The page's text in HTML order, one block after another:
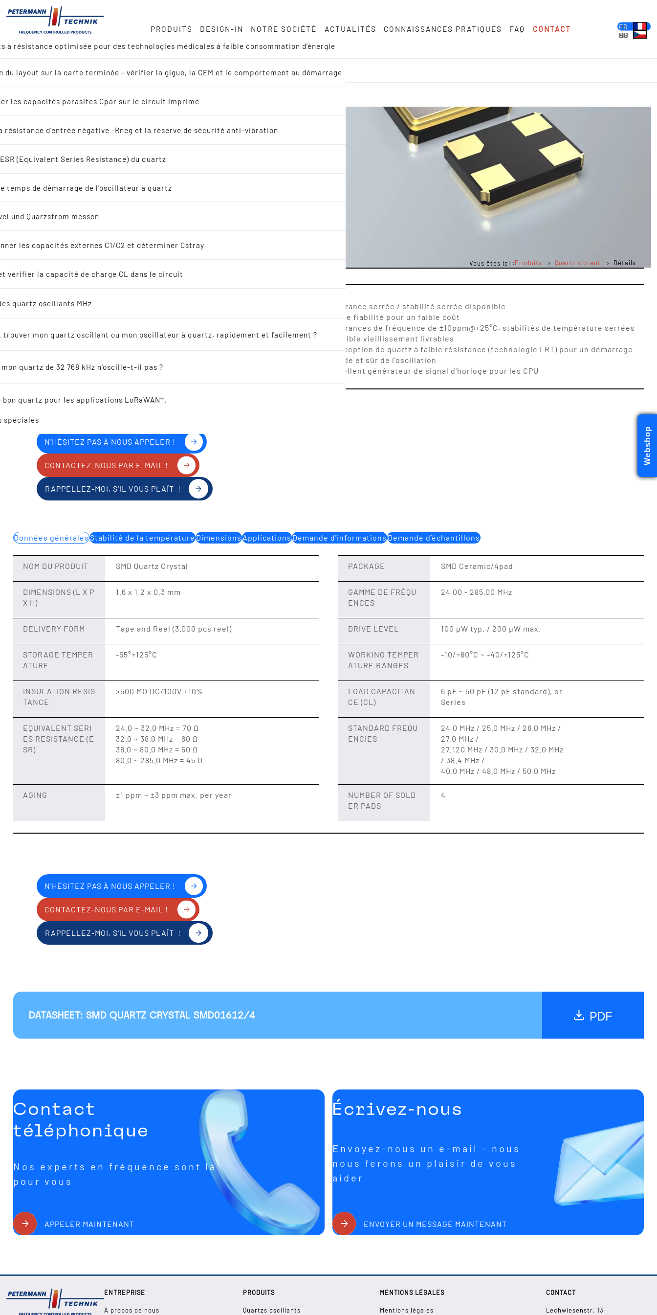
PRODUITS
kHz Solutions
spéciales
DESIGN-IN
des quartz en MHz
NOTRE SOCIÉTÉ
ACTUALITÉS
CONNAISSANCES PRATIQUES
à résistance optimisée pour des technologies médicales à faible consommation d'énergie
du layout sur la carte terminée - vérifier la gigue, la CEM et le comportement au démarrage
les capacités parasites Cpar sur le circuit imprimé
résistance d'entrée négative -Rneg et la réserve de sécurité anti-vibration
(Equivalent Series Resistance) du quartz
temps de démarrage de l'oscillateur à quartz
und Quarzstrom messen
les capacités externes C1/C2 et déterminer Cstray
vérifier la capacité de charge CL dans le circuit
quartz oscillants MHz
trouver mon quartz oscillant ou mon oscillateur à quartz, rapidement et facilement ?
quartz de 32 768 kHz n'oscille-t-il pas ?
bon quartz pour les applications LoRaWAN®.
FAQ CONTACT DE
EN
FR
ES
PL
IT
NL
HU
CS
Vous êtes ici :Produits Quartz vibrant Détails
SMD QUARTZ CRYSTAL 1.6 x 1.2 mm
24.0 - 285.0 MHz
Tolérance serrée / stabilité serrée disponible
Haute fiabilité pour un faible coût
Tolérances de fréquence de ±10ppm@+25°C, stabilités de température serrées
et faible vieillissement livrables
Conception de quartz à faible résistance (technologie LRT) pour un démarrage
rapide et sûr de l'oscillation
Excellent générateur de signal d'horloge pour les CPU
N'HÉSITEZ PAS À NOUS APPELER !
CONTACTEZ-NOUS PAR E-MAIL !
RAPPELLEZ-MOI, S'IL VOUS PLAÎT !
Données généralesStabilité de la températureDimensionsApplicationsDemande d'informationsDemande d’échantillons
NOM DU PRODUIT SMD Quartz Crystal PACKAGE SMD Ceramic/4pad
DIMENSIONS (L X P
X H)
1.6 x 1.2 x 0.3 mm
GAMME DE FRÉQU
ENCES
24.00 - 285.00 MHz
DELIVERY FORM Tape and Reel (3.000 pcs reel) DRIVE LEVEL 100 μW typ. / 200 μW max.
STORAGE TEMPER
ATURE
-55°+125°C
WORKING TEMPER
ATURE RANGES
-10/+60°C ~ -40/+125°C
INSULATION RESIS
TANCE
>500 MΩ DC/100V ±10%
LOAD CAPACITAN
CE (CL)
6 pF ~ 50 pF (12 pF standard), or
Series
EQUIVALENT SERI
ES RESISTANCE (E
SR)
24.0 ~ 32.0 MHz = 70 Ω
32.0 ~ 38.0 MHz = 60 Ω
38.0 ~ 80.0 MHz = 50 Ω
80.0 ~ 285.0 MHz = 45 Ω
STANDARD FREQU
ENCIES
24.0 MHz / 25.0 MHz / 26.0 MHz /
27.0 MHz /
27.120 MHz / 30.0 MHz / 32.0 MHz
/ 38.4 MHz /
40.0 MHz / 48.0 MHz / 50.0 MHz
AGING ±1 ppm ~ ±3 ppm max. per year
NUMBER OF SOLD
ER PADS
4
N'HÉSITEZ PAS À NOUS APPELER !
CONTACTEZ-NOUS PAR E-MAIL !
RAPPELLEZ-MOI, S'IL VOUS PLAÎT !
DATASHEET: SMD QUARTZ CRYSTAL SMD01612/4
Contact
téléphonique
Nos experts en fréquence sont là
pour vous
APPELER MAINTENANT
Écrivez-nous
Envoyez-nous un e-mail - nous
nous ferons un plaisir de vous
aider
ENVOYER UN MESSAGE MAINTENANT
ENTREPRISE
À propos de nous
PRODUITS
Quartzs oscillants
MENTIONS LÉGALES
Mentions légales
CONTACT
Lechwiesenstr. 13
Webshop